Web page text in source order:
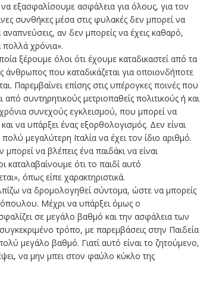
εξασφαλίσουμε ασφάλεια για όλους, για τον
συνθήκες μέσα στις φυλακές δεν μπορεί να
αν δεν μπορείς να έχεις καθαρό,
πολλά χρόνια».
ξέρουμε όλοι ότι έχουμε καταδικαστεί από τα
άνθρωπος που καταδικάζεται για οποιονδήποτε
Παρεμβαίνει επίσης στις υπέρογκες ποινές που
συντηρητικούς μετριοπαθείς πολιτικούς ή και
συνεχούς εγκλεισμού, που μπορεί να
να υπάρξει ένας εξορθολογισμός. Δεν είναι
μεγαλύτερη Ιταλία να έχει τον ίδιο αριθμό.
να βλέπεις ένα παιδάκι να είναι
ότι το παιδί αυτό
όπως είπε χαρακτηριστικά.
να δρομολογηθεί σύντομα, ώστε να μπορείς
Μέχρι να υπάρξει όμως ο
σε μεγάλο βαθμό και την ασφάλεια των
τρόπο, με παρεμβάσεις στην Παιδεία
μεγάλο βαθμό. Γιατί αυτό είναι το ζητούμενο,
να μην μπει στον φαύλο κύκλο της